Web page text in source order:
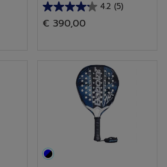
4.2 (5)
4.2
em
análises
€ 390,00